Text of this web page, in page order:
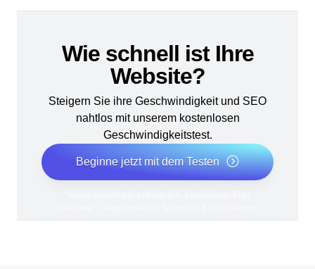
Wie schnell ist Ihre
Website?
Steigern Sie ihre Geschwindigkeit und SEO
nahtlos mit unserem kostenlosen
Geschwindigkeitstest.
Beginne jetzt mit dem Testen